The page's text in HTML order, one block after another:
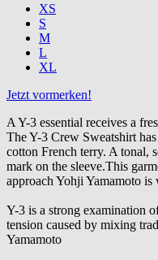
XS
S
M
L
XL
Jetzt vormerken!
A Y-3 essential receives a
The Y-3 Crew Sweatshirt
cotton French terry. A tonal,
mark on the sleeve.This
approach Yohji Yamamoto
Y-3 is a strong examination
tension caused by mixing
Yamamoto